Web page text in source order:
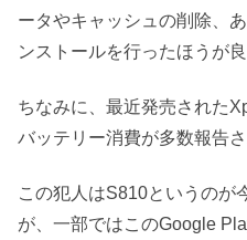
ータやキャッシュの削除、
ンストールを行ったほうが
ちなみに、最近発売された
バッテリー消費が多数報告さ
この犯人はS810というのが
が、一部ではこのGoogle